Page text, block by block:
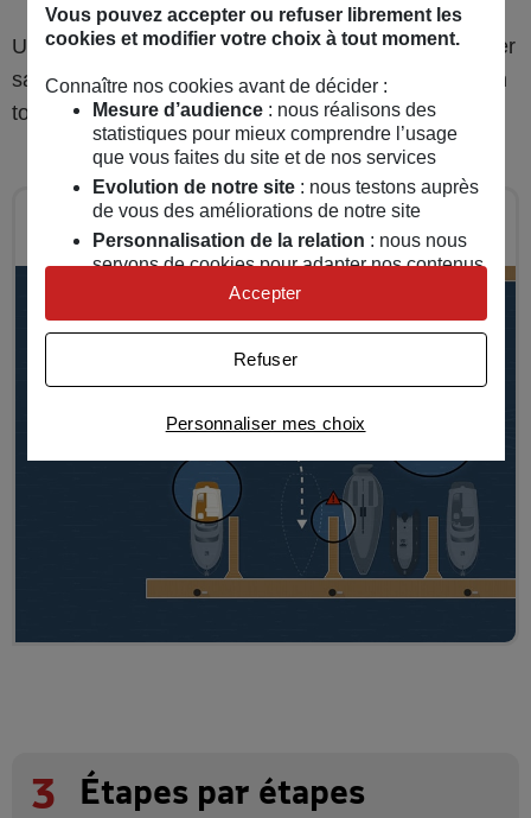
Une fois le bateau positionné dans la place, l’équipier
saute sur le ponton avec l’amarre « claire » et fait un
tour mort avant le nœud de taquet.
Sécurité plan d'eau
3 Étapes par étapes
Vous pouvez accepter ou refuser librement les
cookies et modifier votre choix à tout moment.
Connaître nos cookies avant de décider :
Mesure d’audience: nous réalisons des
statistiques pour mieux comprendre l’usage
que vous faites du site et de nos services
Evolution de notre site: nous testons auprès
de vous des améliorations de notre site
Personnalisation de la relation : nous nous
servons de cookies pour adapter nos contenus
et personnaliser nos offres
Univers publicitaire: nous utilisons avec nos
publicités personnalisées
Personnaliser mes choix
Refuser
Accepter